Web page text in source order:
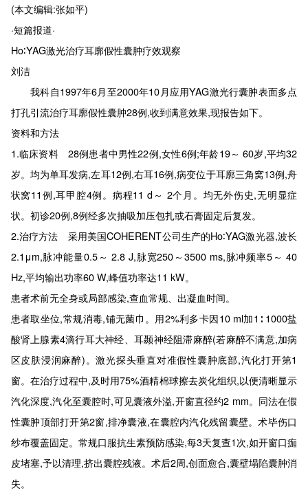
(本文编辑:张如平)
·短篇报道·
Ho∶YAG激光治疗耳廓假性囊肿疗效观察
刘洁
我科自1997年6月至2000年10月应用YAG激光行囊肿表面多点
打孔引流治疗耳廓假性囊肿28例,收到满意效果,现报告如下。
资料和方法
1.临床资料 28例患者中男性22例,女性6例;年龄19～ 60岁,平均32
岁。均为单耳发病,左耳12例,右耳16例,病变位于耳廓三角窝13例,舟
状窝11例,耳甲腔4例。病程11 d～ 2个月。均无外伤史,无明显症
状。初诊20例,8例经多次抽吸加压包扎或石膏固定后复发。
2.治疗方法 采用美国COHERENT公司生产的Ho∶YAG激光器,波长
2.1μm,脉冲能量0.5～ 2.8 J,脉宽250～3500 ms,脉冲频率5～ 40
Hz,平均输出功率60 W,峰值功率达11 kW。
患者术前无全身或局部感染,查血常规、出凝血时间。
患者取坐位,常规消毒,铺无菌巾。用2%利多卡因10 ml加1∶ 1000盐
酸肾上腺素4滴行耳大神经、耳颞神经阻滞麻醉(若麻醉不满意,加病
区皮肤浸润麻醉)。激光探头垂直对准假性囊肿底部,汽化打开第1
窗。在治疗过程中,及时用75%酒精棉球擦去炭化组织,以便清晰显示
汽化深度,汽化至囊腔时,可见囊液外溢,开窗直径约2 mm。同法在假
性囊肿顶部打开第2窗,排净囊液,在囊腔内汽化残留囊壁。术毕伤口
纱布覆盖固定。常规口服抗生素预防感染,每3天复查1次,如开窗口痂
皮堵塞,予以清理,挤出囊腔残液。术后2周,创面愈合,囊壁塌陷囊肿消
失。